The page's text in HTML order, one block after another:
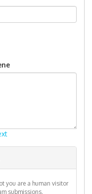
you are a human visitor
submissions.